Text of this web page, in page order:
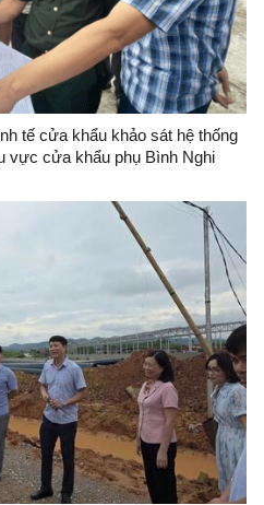
khẩu khảo sát hệ thống
vực cửa khẩu phụ Bình Nghi